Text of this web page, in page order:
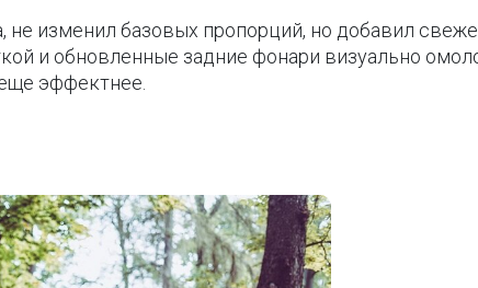
не изменил базовых пропорций, но добавил
и обновленные задние фонари визуально
эффектнее.